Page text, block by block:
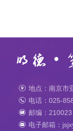
地点：南京市
电话：025-
邮编：210023
电子邮箱：